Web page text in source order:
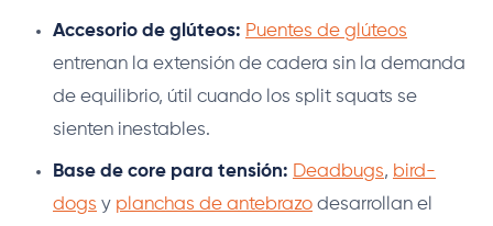
Accesorio de glúteos: Puentes de glúteos
entrenan la extensión de cadera sin la demanda
de equilibrio, útil cuando los split squats se
sienten inestables.
Base de core para tensión: Deadbugs, bird-
dogs y planchas de antebrazo desarrollan el